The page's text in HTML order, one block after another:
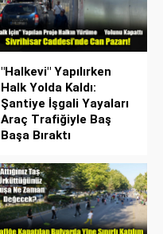
"Halkevi" Yapılırken
Halk Yolda Kaldı:
Şantiye İşgali Yayaları
Araç Trafiğiyle Baş
Başa Bıraktı